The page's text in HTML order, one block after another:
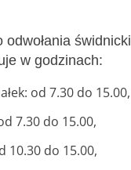
w godzinach:
od 7.30 do 15.00,
7.30 do 15.00,
10.30 do 15.00,